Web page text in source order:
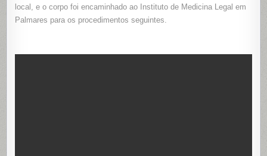
local, e o corpo foi encaminhado ao Instituto de Medicina Legal em
Palmares para os procedimentos seguintes.